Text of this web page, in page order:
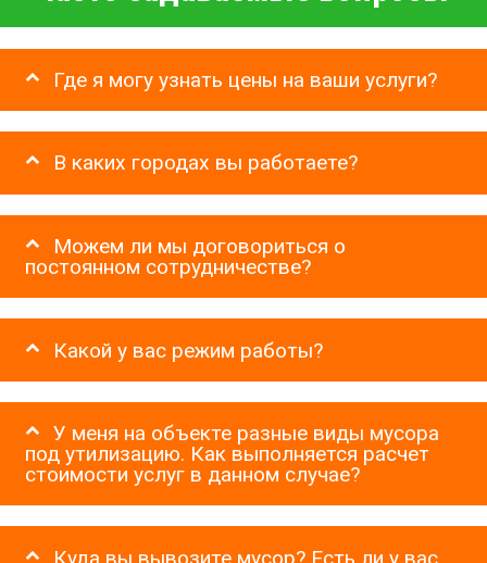
Где я могу узнать цены на ваши услуги?
В каких городах вы работаете?
Можем ли мы договориться о
постоянном сотрудничестве?
Какой у вас режим работы?
У меня на объекте разные виды мусора
под утилизацию. Как выполняется расчет
стоимости услуг в данном случае?
Куда вы вывозите мусор? Есть ли у вас